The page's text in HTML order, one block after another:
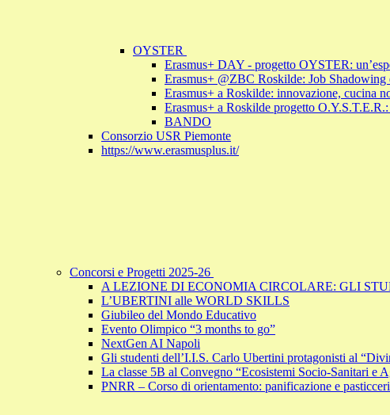
OYSTER
Erasmus+ DAY - progetto OYSTER:
Erasmus+ @ZBC Roskilde: Job
Erasmus+ a Roskilde: innovazione, cucina
Erasmus+ a Roskilde progetto
BANDO
Consorzio USR Piemonte
https://www.erasmusplus.it/
Concorsi e Progetti 2025-26
A LEZIONE DI ECONOMIA CIRCOLARE: GLI
L’UBERTINI alle WORLD SKILLS
Giubileo del Mondo Educativo
Evento Olimpico “3 months to go”
NextGen AI Napoli
Gli studenti dell’I.I.S. Carlo Ubertini protagonisti al
La classe 5B al Convegno “Ecosistemi Socio-Sanitari e
PNRR – Corso di orientamento: panificazione e